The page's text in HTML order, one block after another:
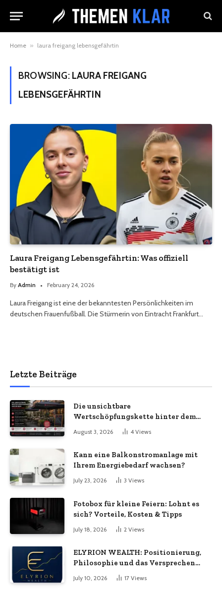
Home » laura freigang lebensgefährtin
BROWSING: LAURA FREIGANG
LEBENSGEFÄHRTIN
Laura Freigang Lebensgefährtin: Was offiziell
bestätigt ist
By Admin February 24, 2026
Laura Freigang ist eine der bekanntesten Persönlichkeiten im
deutschen Frauenfußball. Die Stürmerin von Eintracht Frankfurt…
Letzte Beiträge
Die unsichtbare
Wertschöpfungskette hinter dem
Sonnenschirm: Was Import-
Ökonomie, EU-Fertigung und
wirklich bedeuten
August 3, 2026 4 Views
Kann eine Balkonstromanlage mit
Ihrem Energiebedarf wachsen?
July 23, 2026 3 Views
Fotobox für kleine Feiern: Lohnt es
sich? Vorteile, Kosten & Tipps
July 18, 2026 2 Views
ELYRION WEALTH: Positionierung,
Philosophie und das Versprechen
langfristiger Stabilität
July 10, 2026 17 Views